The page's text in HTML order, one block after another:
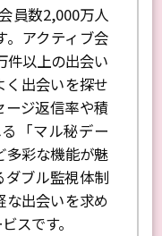
員数2,000万人
。アクティブ会
件以上の出会い
出会いを探せ
ージ返信率や積
「マル秘デー
多彩な機能が魅
ダブル監視体制
な出会いを求め
スです。